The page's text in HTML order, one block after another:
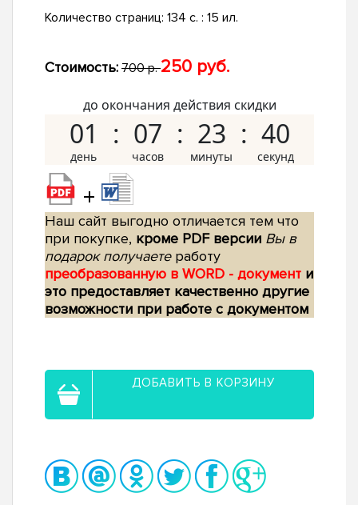
Количество страниц: 134 с. : 15 ил.
Стоимость: 700 р.250 руб.
до окончания действия скидки
01 07 23 39
+
Наш сайт выгодно отличается тем что
при покупке, кроме PDF версии Вы в
подарок получаетеработу
преобразованную в WORD - документ и
это предоставляет качественно другие
возможности при работе с документом
ДОБАВИТЬ В КОРЗИНУ